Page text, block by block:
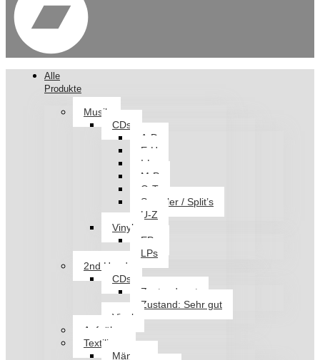
Alle
Produkte
Musik
CDs
A-D
E-H
I-L
M-P
Q-T
Sampler / Split’s
U-Z
Vinyl
EPs
LPs
2nd Hand
CDs
Zustand: gut
Zustand: Sehr gut
Vinyl
Aufnäher
Textilien
Männer